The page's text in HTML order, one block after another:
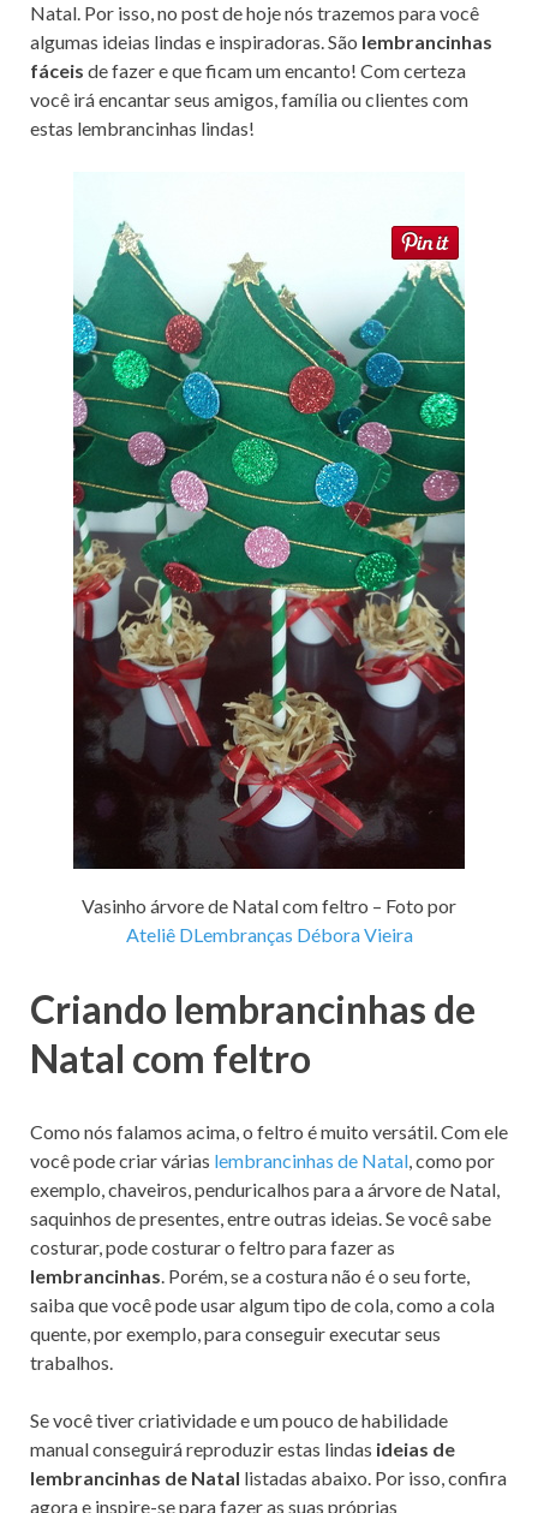
Natal. Por isso, no post de hoje nós trazemos para você
algumas ideias lindas e inspiradoras. São lembrancinhas
fáceis de fazer e que ficam um encanto! Com certeza
você irá encantar seus amigos, família ou clientes com
estas lembrancinhas lindas!
Vasinho árvore de Natal com feltro – Foto por
Ateliê DLembranças Débora Vieira
Criando lembrancinhas de
Natal com feltro
Como nós falamos acima, o feltro é muito versátil. Com ele
você pode criar várias lembrancinhas de Natal , como por
exemplo, chaveiros, penduricalhos para a árvore de Natal,
saquinhos de presentes, entre outras ideias. Se você sabe
costurar, pode costurar o feltro para fazer as
lembrancinhas . Porém, se a costura não é o seu forte,
saiba que você pode usar algum tipo de cola, como a cola
quente, por exemplo, para conseguir executar seus
trabalhos.
Se você tiver criatividade e um pouco de habilidade
manual conseguirá reproduzir estas lindas ideias de
lembrancinhas de Natal listadas abaixo. Por isso, confira
agora e inspire-se para fazer as suas próprias